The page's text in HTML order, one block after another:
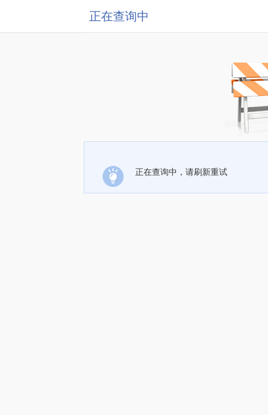
正在查询中
正在查询中，请刷新重试